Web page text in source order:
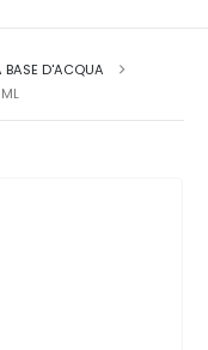
BASE D'ACQUA